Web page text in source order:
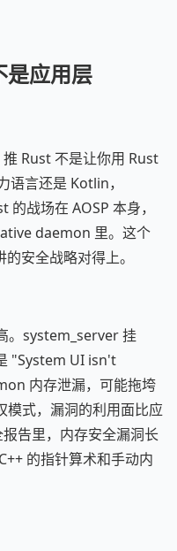
是应用层
Rust 不是让你用 Rust
言还是 Kotlin，
战场在 AOSP 本身，
daemon 里。这个
安全战略对得上。
。system_server 挂
"System UI isn't
内存泄漏，可能拖垮
模式，漏洞的利用面比应
告里，内存安全漏洞长
的指针算术和手动内